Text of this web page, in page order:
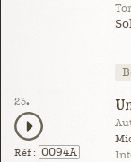
25.
Réf : 0094A